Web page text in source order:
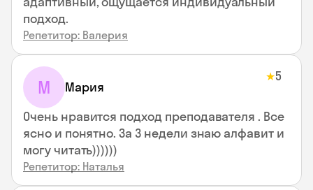
подход.
Репетитор: Валерия
М Мария
★5
Очень нравится подход преподавателя . Все
ясно и понятно. За 3 недели знаю алфавит и
могу читать))))))
Репетитор: Наталья